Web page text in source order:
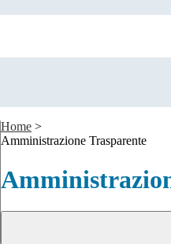
Home >
Amministrazione Trasparente